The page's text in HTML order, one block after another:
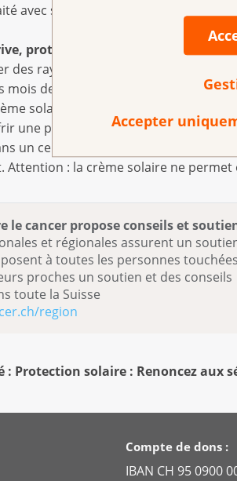
Accepter
avec succès.
protégez-vous efficacement
des rayons UV, la Ligue contre le
mois de mars et avril : ne marchez
solaire sur la peau découverte
une protection contre les rayons
un cercle) et un indice de protection
Attention : la crème solaire ne
le cancer propose conseils et
et régionales assurent un
à toutes les personnes
proches un soutien et des conseils
toute la Suisse
region
: Protection solaire : Renoncez aux
Compte de dons :
IBAN CH 95 0900